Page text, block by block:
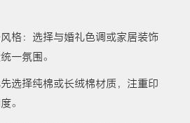
格：选择与婚礼色调或家居装饰
一氛围。
选择纯棉或长绒棉材质，注重印
。